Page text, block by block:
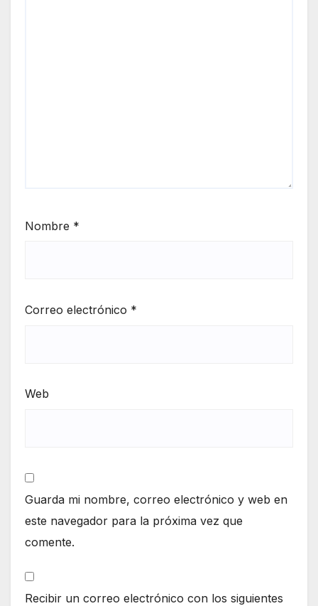
Nombre *
Correo electrónico *
Web
Guarda mi nombre, correo electrónico y web en
este navegador para la próxima vez que
comente.
Recibir un correo electrónico con los siguientes